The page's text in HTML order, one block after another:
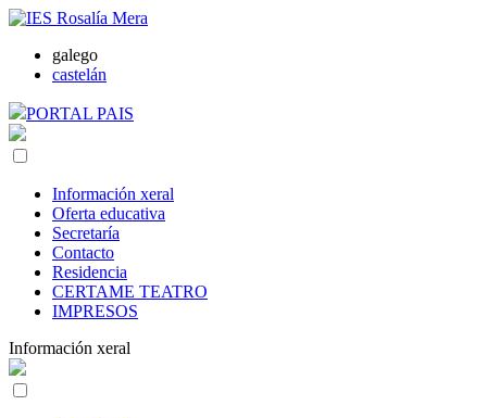
galego
castelán
PORTAL PAIS
Información xeral
Oferta educativa
Secretaría
Contacto
Residencia
CERTAME TEATRO
IMPRESOS
Información xeral